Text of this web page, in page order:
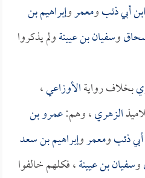
ابن أبي ذئبومعمروإبراهيم بن
وسفيان بن عيينةولم يذكروا
بخلاف روايةالأوزاعي،
الزهري، وهم:عمرو بن
ذئبومعمروإبراهيم بن سعد
وسفيان بن عيينة، فكلهم خالفوا